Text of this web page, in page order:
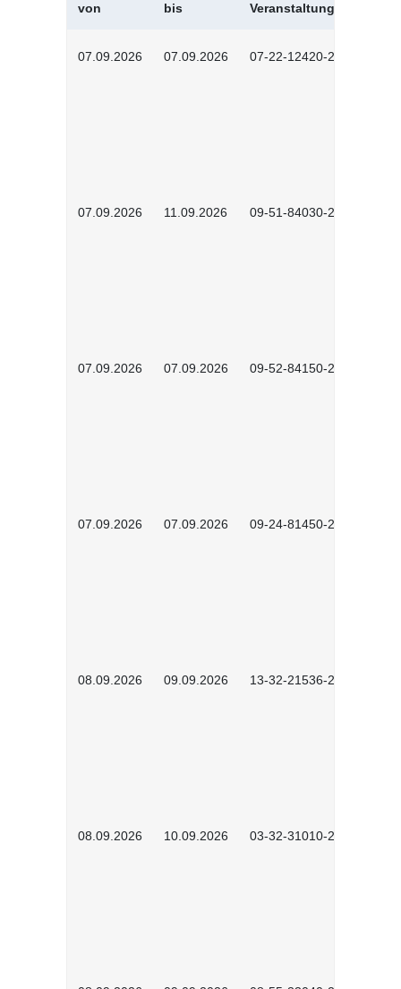
von bis Veranstaltungskürzel
07.09.2026 07.09.2026 07-22-12420-2601
07.09.2026 11.09.2026 09-51-84030-2601
07.09.2026 07.09.2026 09-52-84150-2603
07.09.2026 07.09.2026 09-24-81450-2602
08.09.2026 09.09.2026 13-32-21536-2601
08.09.2026 10.09.2026 03-32-31010-2606